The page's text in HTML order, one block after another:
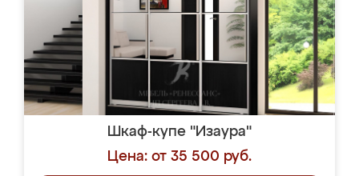
Шкаф-купе "Изаура"
Цена: от 35 500 руб.